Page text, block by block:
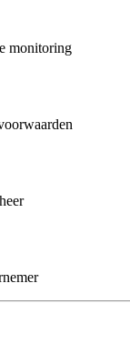
monitoring